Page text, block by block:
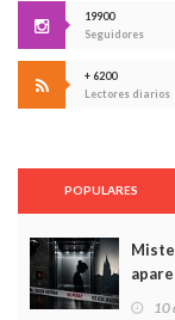
19900
Seguidores
+ 6200
Lectores diarios
POPULARES
10